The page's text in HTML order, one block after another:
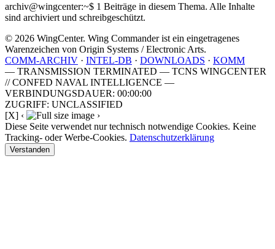
archiv@wingcenter:~$ 1 Beiträge in diesem Thema. Alle Inhalte
sind archiviert und schreibgeschützt.
© 2026 WingCenter. Wing Commander ist ein eingetragenes
Warenzeichen von Origin Systems / Electronic Arts.
COMM-ARCHIV · INTEL-DB · DOWNLOADS · KOMM
— TRANSMISSION TERMINATED — TCNS WINGCENTER
// CONFED NAVAL INTELLIGENCE —
VERBINDUNGSDAUER: 00:00:00
ZUGRIFF: UNCLASSIFIED
[X] ‹
›
Diese Seite verwendet nur technisch notwendige Cookies. Keine
Tracking- oder Werbe-Cookies. Datenschutzerklärung
Verstanden